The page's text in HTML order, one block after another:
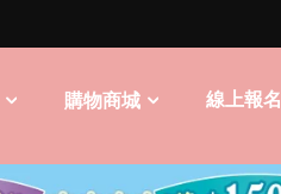
購物商城 線上報名